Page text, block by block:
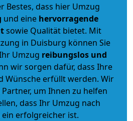
Bestes, dass hier Umzug
und eine hervorragende
sowie Qualität bietet. Mit
in Duisburg können Sie
Umzug reibungslos und
wir sorgen dafür, dass Ihre
Wünsche erfüllt werden. Wir
um Ihnen zu helfen
dass Ihr Umzug nach
ein erfolgreicher ist.